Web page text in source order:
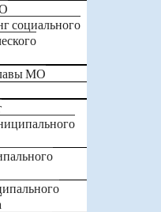
социального
МО